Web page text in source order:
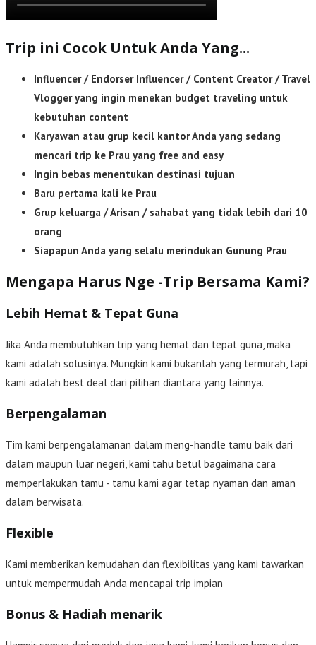
Trip ini Cocok Untuk Anda Yang...
Influencer / Endorser Influencer / Content Creator / Travel
Vlogger yang ingin menekan budget traveling untuk
kebutuhan content
Karyawan atau grup kecil kantor Anda yang sedang
mencari trip ke Prau yang free and easy
Ingin bebas menentukan destinasi tujuan
Baru pertama kali ke Prau
Grup keluarga / Arisan / sahabat yang tidak lebih dari 10
orang
Siapapun Anda yang selalu merindukan Gunung Prau
Mengapa Harus Nge -Trip Bersama Kami?
Lebih Hemat & Tepat Guna
Jika Anda membutuhkan trip yang hemat dan tepat guna, maka
kami adalah solusinya. Mungkin kami bukanlah yang termurah, tapi
kami adalah best deal dari pilihan diantara yang lainnya.
Berpengalaman
Tim kami berpengalamanan dalam meng-handle tamu baik dari
dalam maupun luar negeri, kami tahu betul bagaimana cara
memperlakukan tamu - tamu kami agar tetap nyaman dan aman
dalam berwisata.
Flexible
Kami memberikan kemudahan dan flexibilitas yang kami tawarkan
untuk mempermudah Anda mencapai trip impian
Bonus & Hadiah menarik